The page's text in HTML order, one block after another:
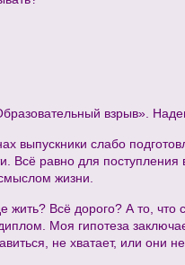
взрыв».
выпускники слабо
Всё равно для
жизни.
жить? Всё дорого? А то,
Моя гипотеза
не хватает, или они